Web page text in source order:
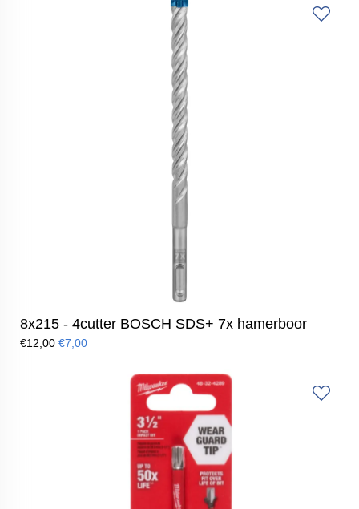
8x215 - 4cutter BOSCH SDS+ 7x hamerboor
€12,00 €7,00